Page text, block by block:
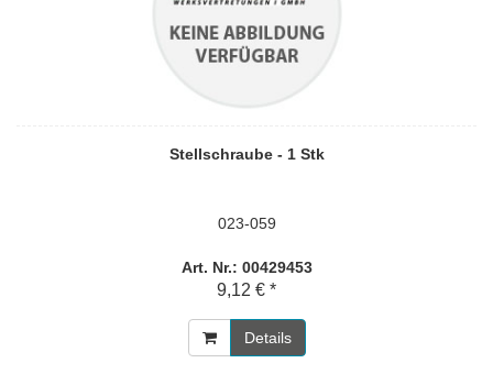
Stellschraube - 1 Stk
023-059
Art. Nr.: 00429453
9,12 € *
Details